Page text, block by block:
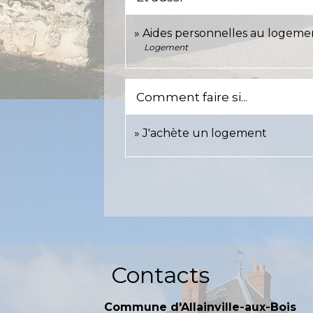
Aides personnelles au
Logement
Comment faire si...
J'achète un logement
Contacts
Commune d'Allainville-aux-Bois